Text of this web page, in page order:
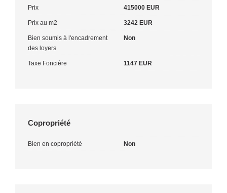
Prix 415000 EUR
Prix au m2 3242 EUR
Bien soumis à l'encadrement
des loyers
Non
Taxe Foncière 1147 EUR
Copropriété
Bien en copropriété Non